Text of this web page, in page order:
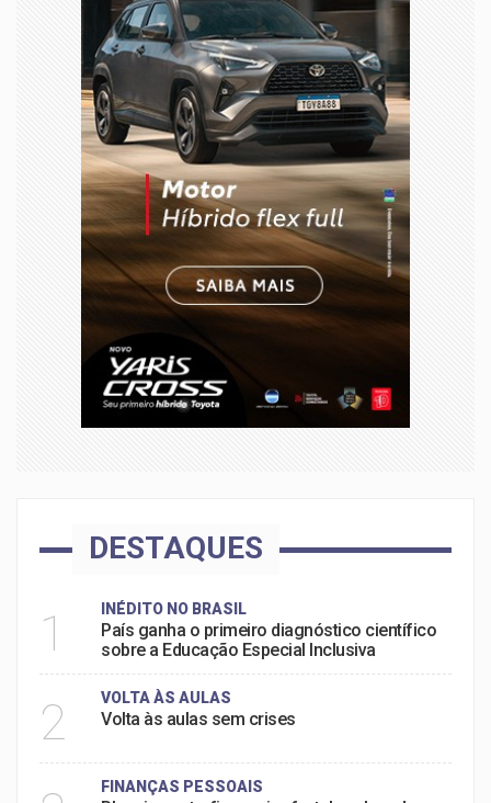
DESTAQUES
1 INÉDITO NO BRASIL
País ganha o primeiro diagnóstico científico
sobre a Educação Especial Inclusiva
2 VOLTA ÀS AULAS
Volta às aulas sem crises
FINANÇAS PESSOAIS